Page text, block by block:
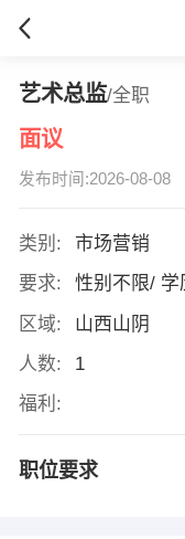
艺术总监/全职
面议
发布时间:2026-08-08
类别:
市场营销
要求:
性别不限/ 学
区域:
山西山阴
人数:
1
福利:
职位要求